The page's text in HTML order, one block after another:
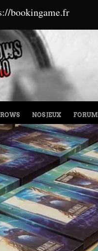
NOS JEUX FORUM
bookingame.fr